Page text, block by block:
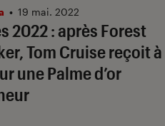
2022 : après Forest
Tom Cruise reçoit à
une Palme d’or
• 19 mai. 2022